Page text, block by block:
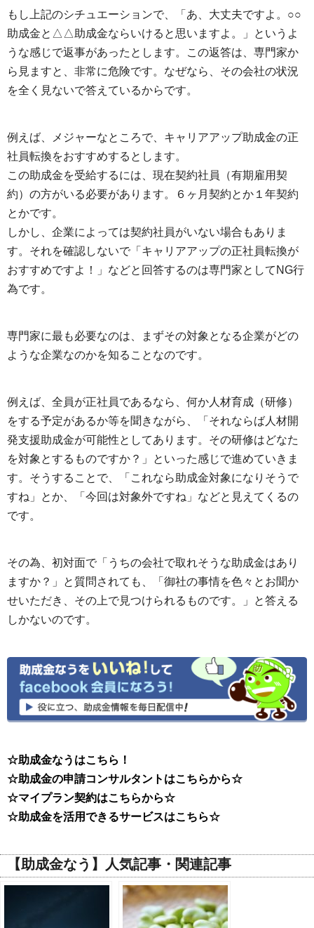
もし上記のシチュエーションで、「あ、大丈夫ですよ。○○
助成金と△△助成金ならいけると思いますよ。」というよ
うな感じで返事があったとします。この返答は、専門家か
ら見ますと、非常に危険です。なぜなら、その会社の状況
を全く見ないで答えているからです。
例えば、メジャーなところで、キャリアアップ助成金の正
社員転換をおすすめするとします。
この助成金を受給するには、現在契約社員（有期雇用契
約）の方がいる必要があります。６ヶ月契約とか１年契約
とかです。
しかし、企業によっては契約社員がいない場合もありま
す。それを確認しないで「キャリアアップの正社員転換が
おすすめですよ！」などと回答するのは専門家としてNG行
為です。
専門家に最も必要なのは、まずその対象となる企業がどの
ような企業なのかを知ることなのです。
例えば、全員が正社員であるなら、何か人材育成（研修）
をする予定があるか等を聞きながら、「それならば人材開
発支援助成金が可能性としてあります。その研修はどなた
を対象とするものですか？」といった感じで進めていきま
す。そうすることで、「これなら助成金対象になりそうで
すね」とか、「今回は対象外ですね」などと見えてくるの
です。
その為、初対面で「うちの会社で取れそうな助成金はあり
ますか？」と質問されても、「御社の事情を色々とお聞か
せいただき、その上で見つけられるものです。」と答える
しかないのです。
☆助成金なうはこちら！
☆助成金の申請コンサルタントはこちらから☆
☆マイプラン契約はこちらから☆
☆助成金を活用できるサービスはこちら☆
【助成金なう】人気記事・関連記事